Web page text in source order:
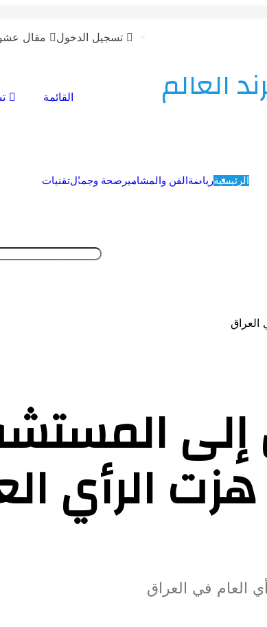
مقال تسجيل الدخول
العالم القائمة
الرئيسيةرياضة الفن والمشاهير صحة وجمالتقنيات
الرأي
في العراق